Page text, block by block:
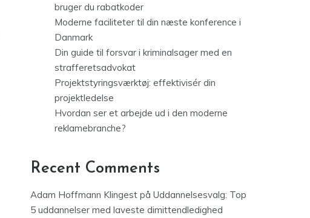
bruger du rabatkoder
Moderne faciliteter til din næste konference i
Danmark
Din guide til forsvar i kriminalsager med en
strafferetsadvokat
Projektstyringsværktøj: effektivisér din
projektledelse
Hvordan ser et arbejde ud i den moderne
reklamebranche?
Recent Comments
Adam Hoffmann Klingest på Uddannelsesvalg: Top
5 uddannelser med laveste dimittendledighed